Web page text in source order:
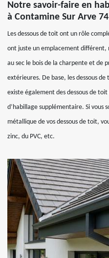
Notre savoir-faire en
à Contamine Sur Arve
Les dessous de toit ont un rôle
ont juste un emplacement différent,
au sec le bois de la charpente et de
extérieures. De base, les dessous
existe également des dessous de
d’habillage supplémentaire. Si vous
métallique de vos dessous de toit,
zinc, du PVC, etc.